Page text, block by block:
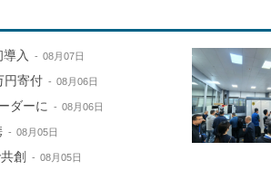
入 08月07日
円寄付 08月06日
ダーに 08月06日
08月05日
創 08月05日